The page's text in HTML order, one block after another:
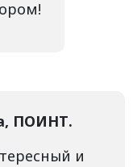
ПОИНТ.
и